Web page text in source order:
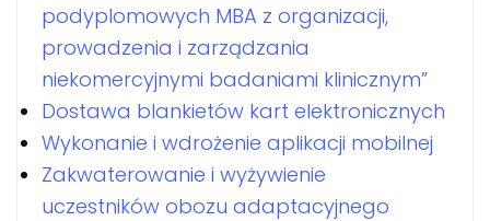
podyplomowych MBA z organizacji,
prowadzenia i zarządzania
niekomercyjnymi badaniami klinicznym”
Dostawa blankietów kart elektronicznych
Wykonanie i wdrożenie aplikacji mobilnej
Zakwaterowanie i wyżywienie
uczestników obozu adaptacyjnego